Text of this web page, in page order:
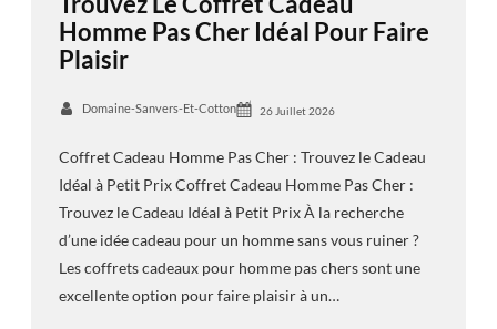
Homme Pas Cher Idéal Pour Faire
Plaisir
Domaine-Sanvers-Et-Cotton 26 Juillet 2026
Coffret Cadeau Homme Pas Cher : Trouvez le Cadeau
Idéal à Petit Prix Coffret Cadeau Homme Pas Cher :
Trouvez le Cadeau Idéal à Petit Prix À la recherche
d’une idée cadeau pour un homme sans vous ruiner ?
Les coffrets cadeaux pour homme pas chers sont une
excellente option pour faire plaisir à un…